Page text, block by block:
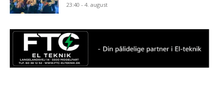
23:40 - 4. august